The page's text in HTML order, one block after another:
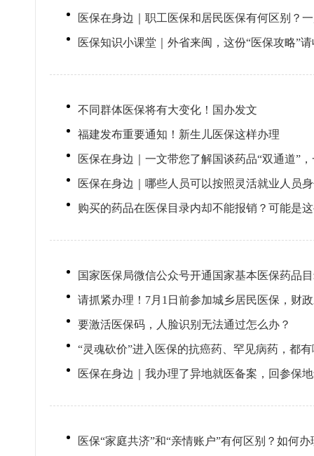
医保在身边｜职工医保和居民医保有何区别？
医保知识小课堂｜外省来闽，这份“医保攻略”
不同群体医保将有大变化！国办发文
福建发布重要通知！新生儿医保这样办理
医保在身边｜一文带您了解国谈药品“双通道”
医保在身边｜哪些人员可以按照灵活就业人员
购买的药品在医保目录内却不能报销？可能是
国家医保局微信公众号开通国家基本医保药品
请抓紧办理！7月1日前参加城乡居民医保，财
要激活医保码，人脸识别无法通过怎么办？
“灵魂砍价”进入医保的抗癌药、罕见病药，都
医保在身边｜我办理了异地就医备案，回参保
医保“家庭共济”和“亲情账户”有何区别？如何